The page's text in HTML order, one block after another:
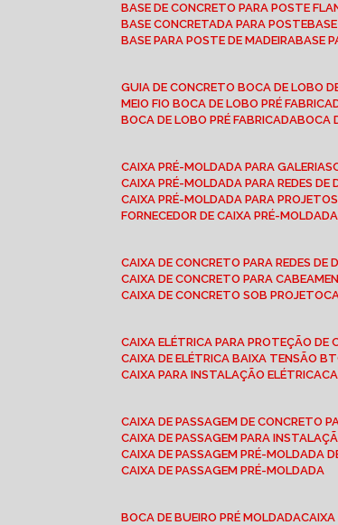
BASE DE CONCRETO PARA POSTE
BASE CONCRETADA PARA POSTE
BASE PARA POSTE DE MADEIRA BASE
GUIA DE CONCRETO BOCA DE LOBO
MEIO FIO BOCA DE LOBO PRÉ
BOCA DE LOBO PRÉ FABRICADA
CAIXA PRÉ-MOLDADA PARA GALERIAS
CAIXA PRÉ-MOLDADA PARA REDES DE
CAIXA PRÉ-MOLDADA PARA
FORNECEDOR DE CAIXA PRÉ-MOLDADA
CAIXA DE CONCRETO PARA REDES DE
CAIXA DE CONCRETO PARA
CAIXA DE CONCRETO SOB PROJETO
CAIXA ELÉTRICA PARA PROTEÇÃO DE
CAIXA DE ELÉTRICA BAIXA TENSÃO BT
CAIXA PARA INSTALAÇÃO ELÉTRICA
CAIXA DE PASSAGEM DE CONCRETO
CAIXA DE PASSAGEM PARA
CAIXA DE PASSAGEM PRÉ-MOLDADA
CAIXA DE PASSAGEM PRÉ-MOLDADA
BOCA DE BUEIRO PRÉ MOLDADA